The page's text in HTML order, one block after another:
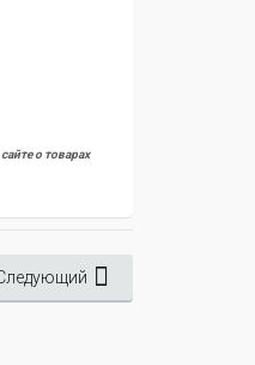
о товарах